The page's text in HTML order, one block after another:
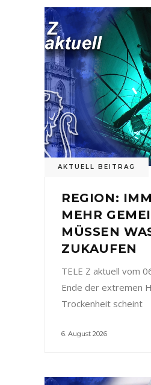
AKTUELL BEITRAG
REGION:
MEHR
MÜSSEN
ZUKAUFEN
TELE Z aktuell vom
Ende der extremen
Trockenheit scheint
6. August 2026